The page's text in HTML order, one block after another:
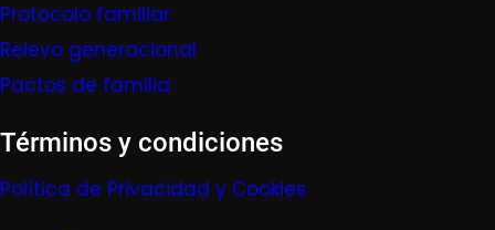
Protocolo familiar
Relevo generacional
Pactos de familia
Términos y condiciones
Política de Privacidad y Cookies